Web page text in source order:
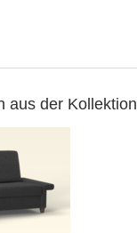
aus der Kollektion